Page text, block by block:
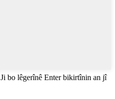
Ji bo lêgerînê Enter bikirtînin an jî